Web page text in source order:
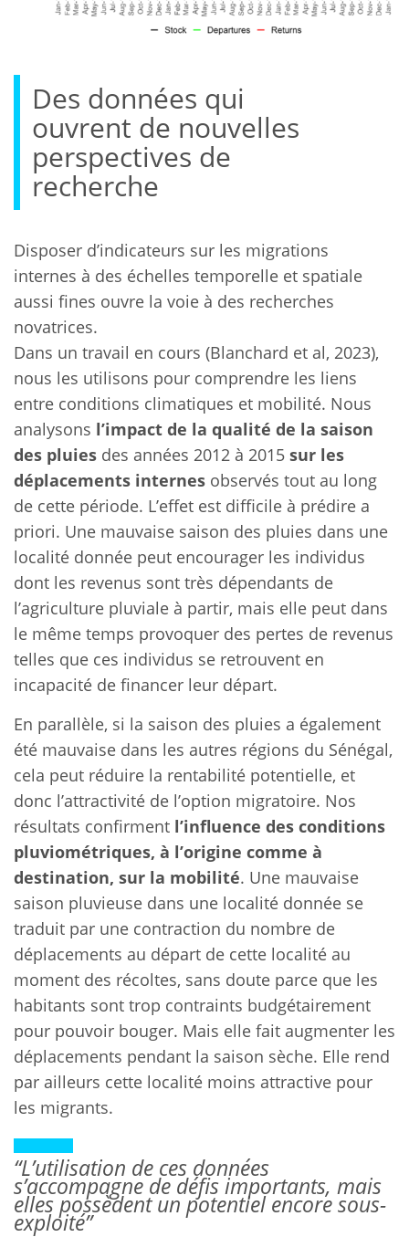
Des données qui
ouvrent de nouvelles
perspectives de
recherche
Disposer d’indicateurs sur les migrations
internes à des échelles temporelle et spatiale
aussi fines ouvre la voie à des recherches
novatrices.
Dans un travail en cours (Blanchard et al, 2023),
nous les utilisons pour comprendre les liens
entre conditions climatiques et mobilité. Nous
analysons l’impact de la qualité de la saison
des pluies des années 2012 à 2015 sur les
déplacements internes observés tout au long
de cette période. L’effet est difficile à prédire a
priori. Une mauvaise saison des pluies dans une
localité donnée peut encourager les individus
dont les revenus sont très dépendants de
l’agriculture pluviale à partir, mais elle peut dans
le même temps provoquer des pertes de revenus
telles que ces individus se retrouvent en
incapacité de financer leur départ.
En parallèle, si la saison des pluies a également
été mauvaise dans les autres régions du Sénégal,
cela peut réduire la rentabilité potentielle, et
donc l’attractivité de l’option migratoire. Nos
résultats confirment l’influence des conditions
pluviométriques, à l’origine comme à
destination, sur la mobilité. Une mauvaise
saison pluvieuse dans une localité donnée se
traduit par une contraction du nombre de
déplacements au départ de cette localité au
moment des récoltes, sans doute parce que les
habitants sont trop contraints budgétairement
pour pouvoir bouger. Mais elle fait augmenter les
déplacements pendant la saison sèche. Elle rend
par ailleurs cette localité moins attractive pour
les migrants.
“L’utilisation de ces données
s’accompagne de défis importants, mais
elles possèdent un potentiel encore sous-
exploité”